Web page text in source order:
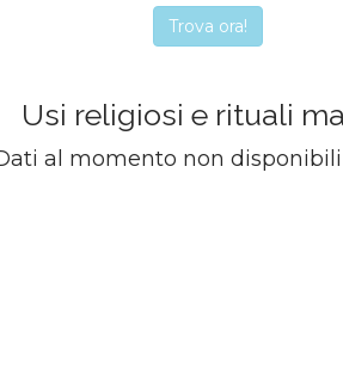
Trova ora!
Usi religiosi e rituali
al momento non disponibili